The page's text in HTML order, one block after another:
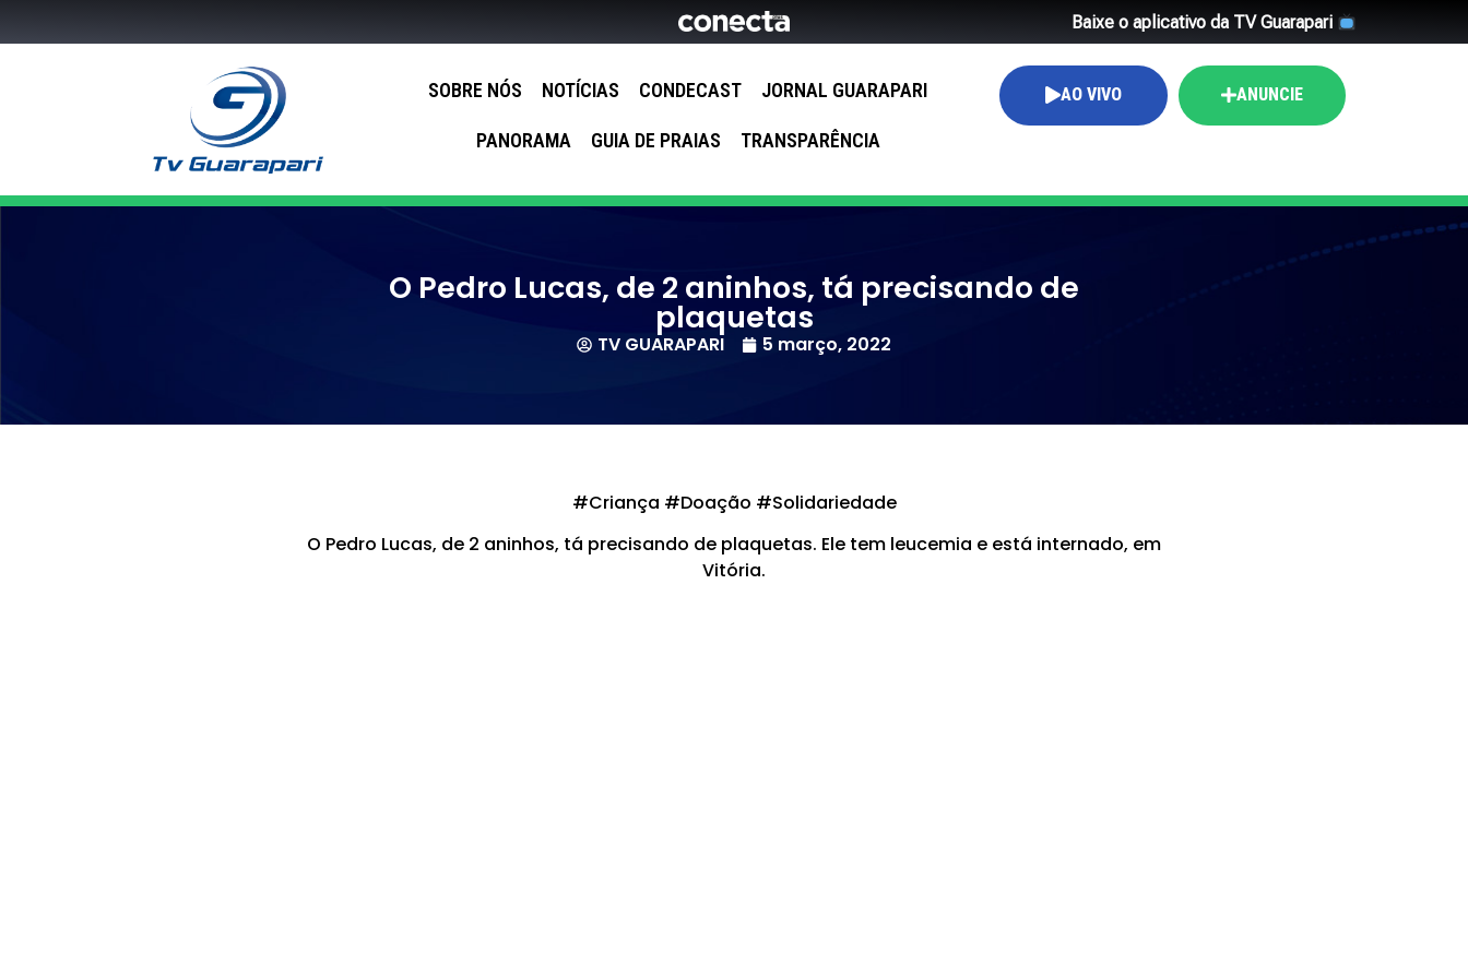
Baixe o aplicativo da TV Guarapari
SOBRE NÓS NOTÍCIAS CONDECAST JORNAL GUARAPARI
PANORAMA GUIA DE PRAIAS TRANSPARÊNCIA
AO VIVO ANUNCIE
O Pedro Lucas, de 2 aninhos, tá precisando de
plaquetas
TV GUARAPARI 5 março, 2022
#Criança #Doação #Solidariedade
O Pedro Lucas, de 2 aninhos, tá precisando de plaquetas. Ele tem leucemia e está internado, em
Vitória.